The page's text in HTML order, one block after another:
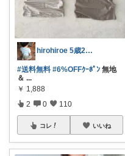
hirohiroe 5歳2歳👦👧
#送料無料 #6%OFFｸｰﾎﾟﾝ 無地
＆ ...
￥ 1,888
2 0 110
コレ いいね